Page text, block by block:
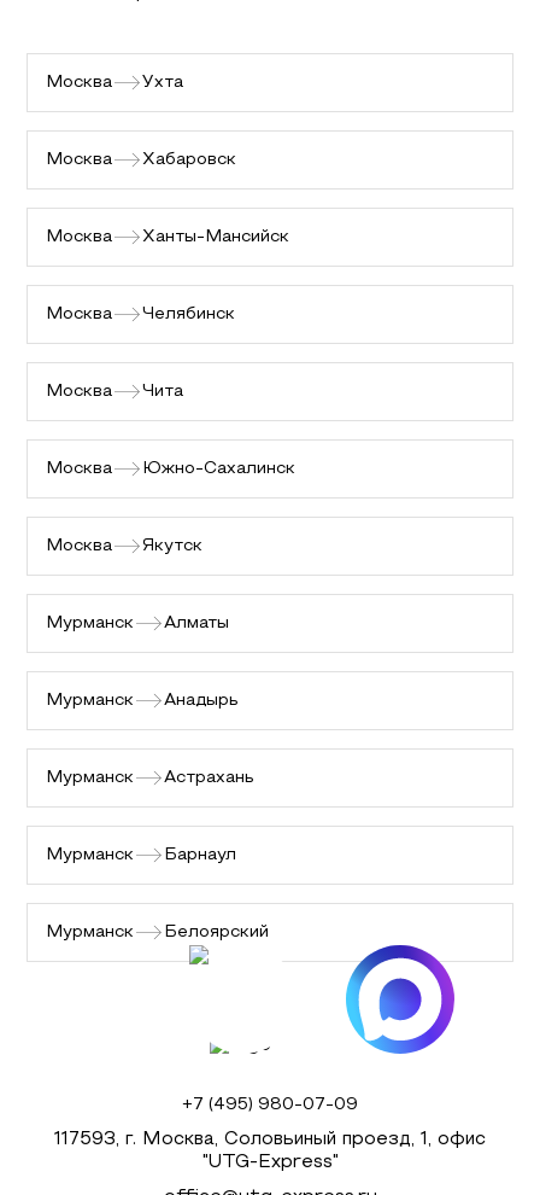
Москва Ухта
Москва Хабаровск
Москва Ханты-Мансийск
Москва Челябинск
Москва Чита
Москва Южно-Сахалинск
Москва Якутск
Мурманск Алматы
Мурманск Анадырь
Мурманск Астрахань
Мурманск Барнаул
Мурманск Белоярский
+7 (495) 980-07-09
117593, г. Москва, Соловьиный проезд, 1, офис
"UTG-Express"